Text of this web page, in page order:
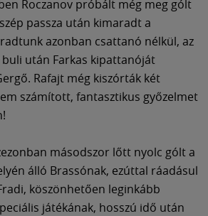
Roczanov próbált még meg gólt
passza után kimaradt a
azonban csattanó nélkül, az
után Farkas kipattanóját
Rafajt még kiszórták két
számított, fantasztikus győzelmet
másodszor lőtt nyolc gólt a
álló Brassónak, ezúttal ráadásul
köszönhetően leginkább
játékának, hosszú idő után